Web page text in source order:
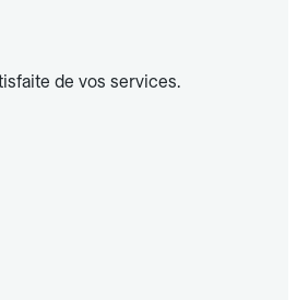
de vos services.